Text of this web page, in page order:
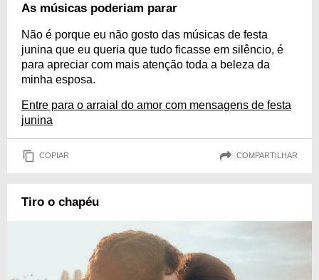
As músicas poderiam parar
Não é porque eu não gosto das músicas de festa
junina que eu queria que tudo ficasse em silêncio, é
para apreciar com mais atenção toda a beleza da
minha esposa.
Entre para o arraial do amor com mensagens de festa
junina
COPIAR COMPARTILHAR
Tiro o chapéu